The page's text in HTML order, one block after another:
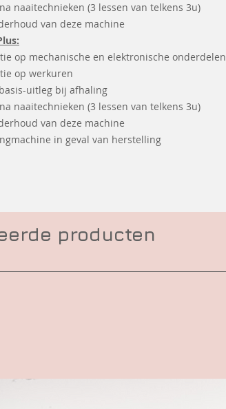
naaitechnieken (3 lessen van telkens 3u)
van deze machine
op mechanische en elektronische onderdelen
op werkuren
uitleg bij afhaling
naaitechnieken (3 lessen van telkens 3u)
van deze machine
in geval van herstelling
producten